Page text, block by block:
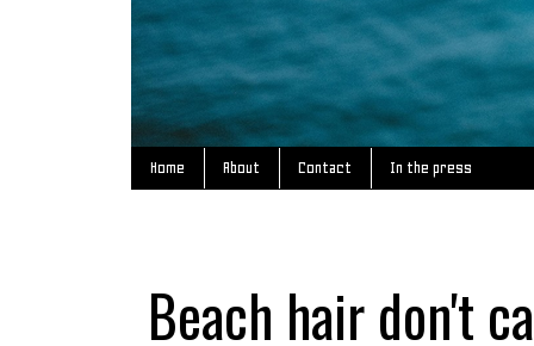
Home About Contact In the press
Beach hair don't